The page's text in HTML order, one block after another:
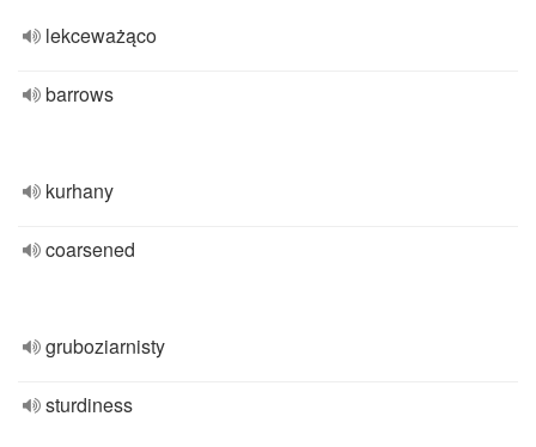
lekceważąco
barrows
kurhany
coarsened
gruboziarnisty
sturdiness